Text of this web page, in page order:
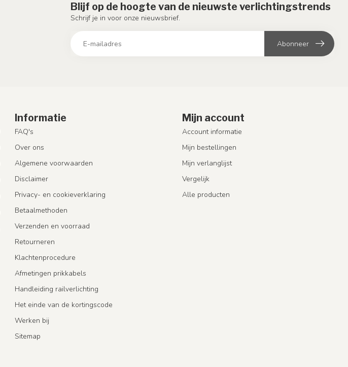
Blijf op de hoogte van de nieuwste verlichtingstrends
Schrijf je in voor onze nieuwsbrief.
Abonneer
Informatie
FAQ's
Over ons
Algemene voorwaarden
Disclaimer
Privacy- en cookieverklaring
Betaalmethoden
Verzenden en voorraad
Retourneren
Klachtenprocedure
Afmetingen prikkabels
Handleiding railverlichting
Het einde van de kortingscode
Werken bij
Sitemap
Mijn account
Account informatie
Mijn bestellingen
Mijn verlanglijst
Vergelijk
Alle producten